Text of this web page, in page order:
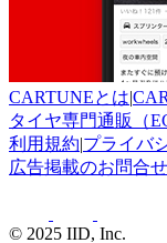
CARTUNEとは|
タイヤ専門通販（
利用規約|プライバ
広告掲載のお問合せ
© 2025 IID, Inc.